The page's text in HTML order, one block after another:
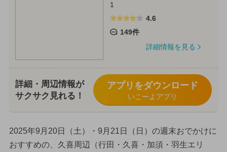
1
4.6
149件
詳細情報を見る
詳細・周辺情報が
サクサク見れる！
アプリをダウンロード
いこーよアプリ
2025年9月20日（土）・9月21日（日）の週末おでかけに
おすすめの、久喜周辺（行田・久喜・加須・羽生エリ